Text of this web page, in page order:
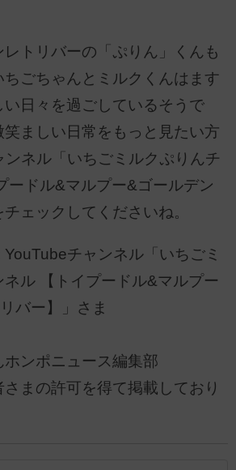
トリバーの「ぷりん」くんも
ごちゃんとミルクくんはます
い日々を過ごしているそうで
ましい日常をもっと見たい方
ネル「いちごミルクぷりんチ
ードル&マルプー&ゴールデン
ェックしてくださいね。
チャンネル「いちごミ
ル 【トイプードル&マルプー
バー】」さま
ンポニュース編集部
まの許可を得て掲載しており